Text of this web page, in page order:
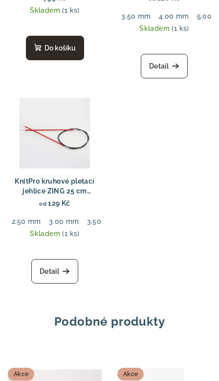
Skladem(1 ks)
Do košíku
3.50 mm 4.00 mm
5.00
Skladem(1 ks)
Detail
KnitPro kruhové pletací
jehlice ZING 25 cm
Kruhové jehlice Zing Fixed
jehlice
od 129 Kč
2.50 mm 3.00 mm 3.50 mm
Skladem(1 ks)
Detail
Podobné produkty
Akce Akce